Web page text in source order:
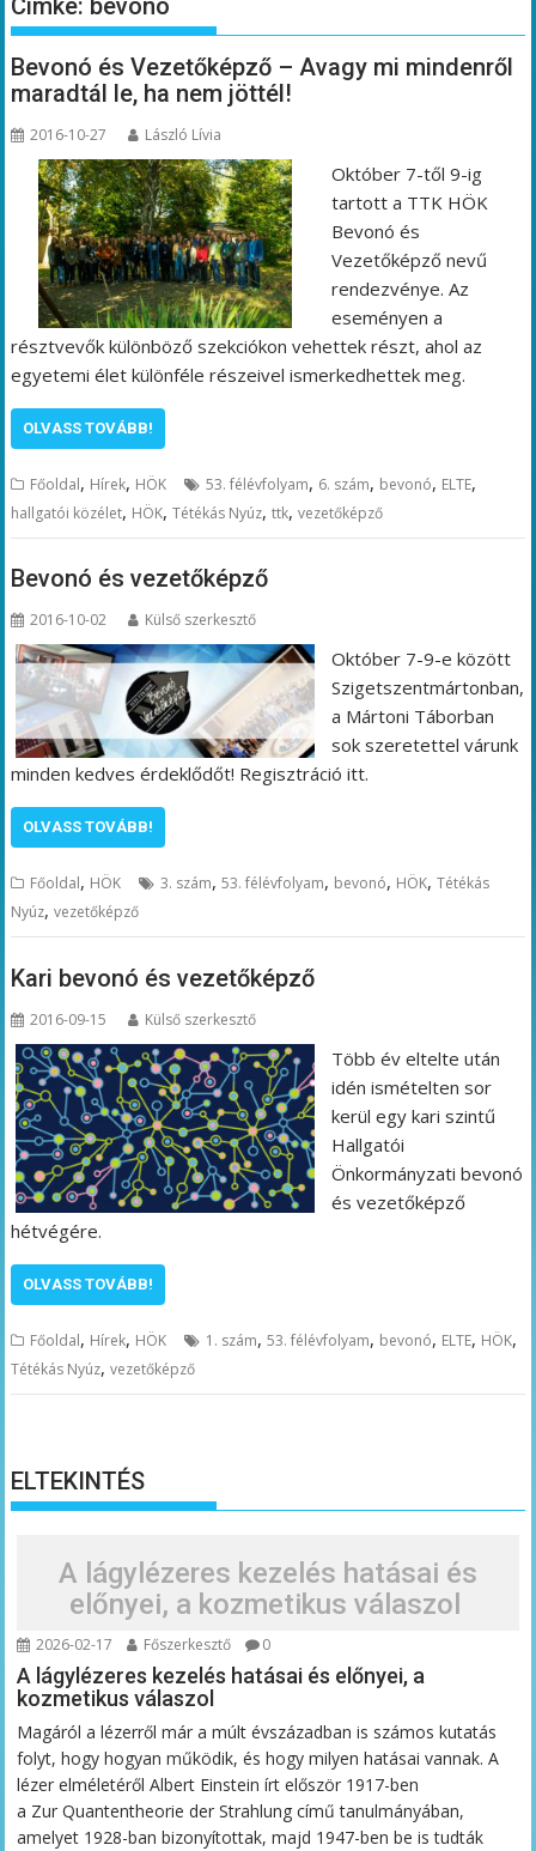
Címke: bevonó
Bevonó és Vezetőképző – Avagy mi mindenről
maradtál le, ha nem jöttél!
2016-10-27 László Lívia
Október 7-től 9-ig
tartott a TTK HÖK
Bevonó és
Vezetőképző nevű
rendezvénye. Az
eseményen a
résztvevők különböző szekciókon vehettek részt, ahol az
egyetemi élet különféle részeivel ismerkedhettek meg.
OLVASS TOVÁBB!
Főoldal, Hírek, HÖK 53. félévfolyam, 6. szám, bevonó, ELTE,
hallgatói közélet, HÖK,Tétékás Nyúz,ttk,vezetőképző
Bevonó és vezetőképző
2016-10-02 Külső szerkesztő
Október 7-9-e között
Szigetszentmártonban,
a Mártoni Táborban
sok szeretettel várunk
minden kedves érdeklődőt! Regisztráció itt.
OLVASS TOVÁBB!
Főoldal, HÖK 3. szám,53. félévfolyam, bevonó, HÖK,Tétékás
Nyúz,vezetőképző
Kari bevonó és vezetőképző
2016-09-15 Külső szerkesztő
Több év eltelte után
idén ismételten sor
kerül egy kari szintű
Hallgatói
Önkormányzati bevonó
és vezetőképző
hétvégére.
OLVASS TOVÁBB!
Főoldal, Hírek, HÖK 1. szám,53. félévfolyam, bevonó, ELTE, HÖK,
Tétékás Nyúz,vezetőképző
ELTEKINTÉS
A lágylézeres kezelés hatásai és
előnyei, a kozmetikus válaszol
2026-02-17 Főszerkesztő 0
A lágylézeres kezelés hatásai és előnyei, a
kozmetikus válaszol
Magáról a lézerről már a múlt évszázadban is számos kutatás
folyt, hogy hogyan működik, és hogy milyen hatásai vannak. A
lézer elméletéről Albert Einstein írt először 1917-ben
a Zur Quantentheorie der Strahlung című tanulmányában,
amelyet 1928-ban bizonyítottak, majd 1947-ben be is tudták